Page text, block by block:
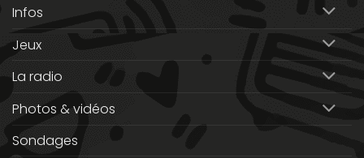
Infos
Jeux
La radio
Photos & vidéos
Sondages